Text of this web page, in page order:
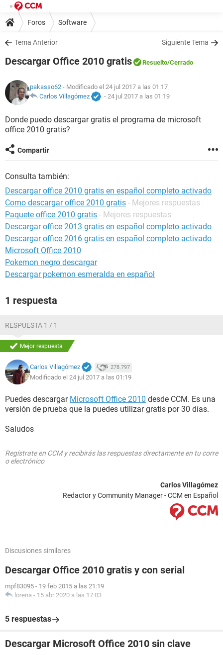
Foros Software
Tema Anterior Siguiente Tema
Descargar Office 2010 gratis Resuelto/Cerrado
pakasso62 - Modificado el 24 jul 2017 a las 01:17
Carlos Villagómez
- 24 jul 2017 a las 01:19
Donde puedo descargar gratis el programa de microsoft
office 2010 gratis?
Compartir
Consulta también:
Descargar office 2010 gratis en español completo activado
Como descargar office 2010 gratis - Mejores respuestas
Paquete office 2010 gratis - Mejores respuestas
Descargar office 2013 gratis en español completo activado
Descargar office 2016 gratis en español completo activado
Microsoft Office 2010
Pokemon negro descargar
Descargar pokemon esmeralda en español
1 respuesta
RESPUESTA 1 / 1
Mejor respuesta
Carlos Villagómez 278.797
Modificado el 24 jul 2017 a las 01:19
Puedes descargar Microsoft Office 2010 desde CCM. Es una
versión de prueba que la puedes utilizar gratis por 30 días.
Saludos
Regístrate en CCM y recibirás las respuestas directamente en tu corre
o electrónico
Carlos Villagómez
Redactor y Community Manager - CCM en Español
Discusiones similares
Descargar Office 2010 gratis y con serial
mpf83095 - 19 feb 2015 a las 21:19
lorena - 15 abr 2020 a las 17:03
5 respuestas
Descargar Microsoft Office 2010 sin clave